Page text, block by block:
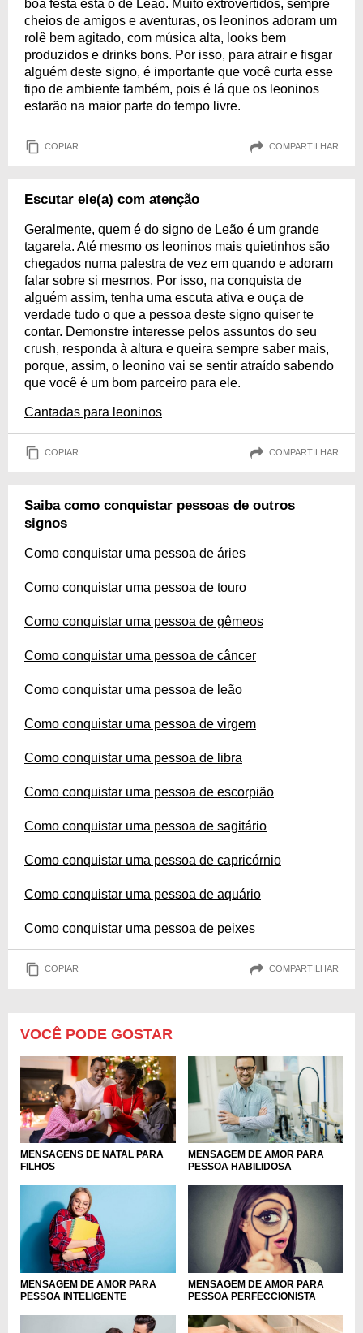
boa festa está o de Leão. Muito extrovertidos, sempre
cheios de amigos e aventuras, os leoninos adoram um
rolê bem agitado, com música alta, looks bem
produzidos e drinks bons. Por isso, para atrair e fisgar
alguém deste signo, é importante que você curta esse
tipo de ambiente também, pois é lá que os leoninos
estarão na maior parte do tempo livre.
COPIAR COMPARTILHAR
Escutar ele(a) com atenção
Geralmente, quem é do signo de Leão é um grande
tagarela. Até mesmo os leoninos mais quietinhos são
chegados numa palestra de vez em quando e adoram
falar sobre si mesmos. Por isso, na conquista de
alguém assim, tenha uma escuta ativa e ouça de
verdade tudo o que a pessoa deste signo quiser te
contar. Demonstre interesse pelos assuntos do seu
crush, responda à altura e queira sempre saber mais,
porque, assim, o leonino vai se sentir atraído sabendo
que você é um bom parceiro para ele.
Cantadas para leoninos
COPIAR COMPARTILHAR
Saiba como conquistar pessoas de outros
signos
Como conquistar uma pessoa de áries
Como conquistar uma pessoa de touro
Como conquistar uma pessoa de gêmeos
Como conquistar uma pessoa de câncer
Como conquistar uma pessoa de leão
Como conquistar uma pessoa de virgem
Como conquistar uma pessoa de libra
Como conquistar uma pessoa de escorpião
Como conquistar uma pessoa de sagitário
Como conquistar uma pessoa de capricórnio
Como conquistar uma pessoa de aquário
Como conquistar uma pessoa de peixes
COPIAR COMPARTILHAR
VOCÊ PODE GOSTAR
MENSAGENS DE NATAL PARA
FILHOS
MENSAGEM DE AMOR PARA
PESSOA HABILIDOSA
MENSAGEM DE AMOR PARA
PESSOA INTELIGENTE
MENSAGEM DE AMOR PARA
PESSOA PERFECCIONISTA